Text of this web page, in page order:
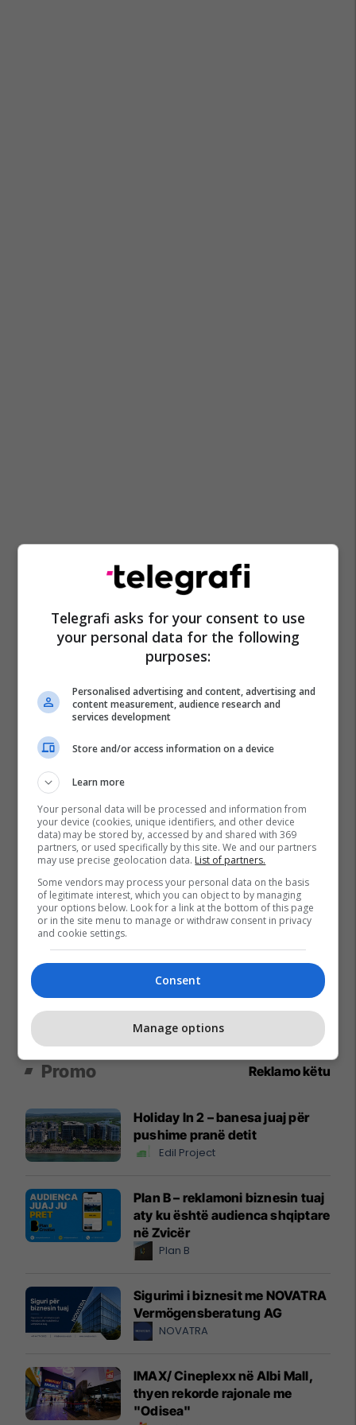
Marko Zvërlevski
Promo Reklamo këtu
Holiday In 2 – banesa juaj për
pushime pranë detit
Edil Project
Plan B – reklamoni biznesin tuaj
aty ku është audienca shqiptare
në Zvicër
Plan B
Sigurimi i biznesit me NOVATRA
Vermögensberatung AG
NOVATRA
IMAX/ Cineplexx në Albi Mall,
thyen rekorde rajonale me
"Odisea"
Telegrafi asks for your consent to use
your personal data for the following
purposes:
Personalised advertising and content, advertising and
content measurement, audience research and
services development
Store and/or access information on a device
Learn more
Your personal data will be processed and information from
your device (cookies, unique identifiers, and other device
data) may be stored by, accessed by and shared with 369
partners, or used specifically by this site. We and our partners
may use precise geolocation data. List of partners.
Some vendors may process your personal data on the basis
of legitimate interest, which you can object to by managing
your options below. Look for a link at the bottom of this page
or in the site menu to manage or withdraw consent in privacy
and cookie settings.
Consent
Manage options